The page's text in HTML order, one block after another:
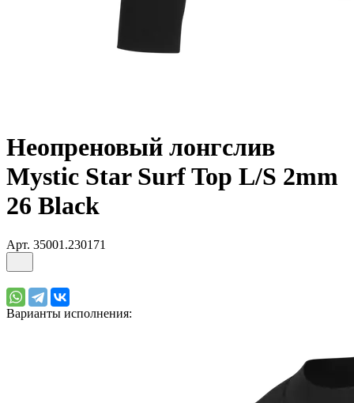
Неопреновый лонгслив
Mystic Star Surf Top L/S 2mm
26 Black
Арт. 35001.230171
Варианты исполнения: